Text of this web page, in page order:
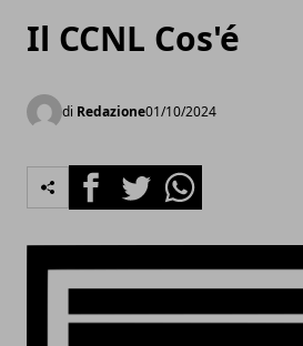
Il CCNL Cos'é
di Redazione01/10/2024
FacebookTwitterWhatsapp